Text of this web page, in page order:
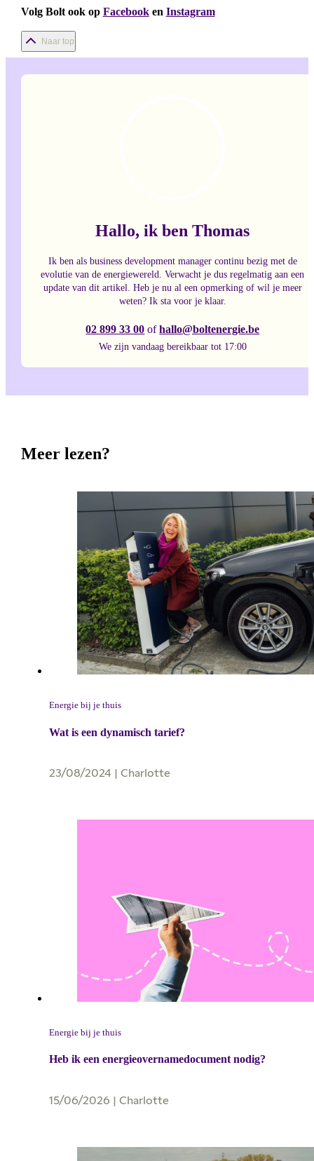
Volg Bolt ook op Facebook en Instagram
Naar top
Hallo, ik ben Thomas
Ik ben als business development manager continu bezig met de
evolutie van de energiewereld. Verwacht je dus regelmatig aan een
update van dit artikel. Heb je nu al een opmerking of wil je meer
weten? Ik sta voor je klaar.
02 899 33 00 ofhallo@boltenergie.be
We zijn vandaag bereikbaar tot 17:00
Meer lezen?
Energie bij je thuis
Wat is een dynamisch tarief?
23/08/2024 |Charlotte
Energie bij je thuis
Heb ik een energieovernamedocument nodig?
15/06/2026 |Charlotte